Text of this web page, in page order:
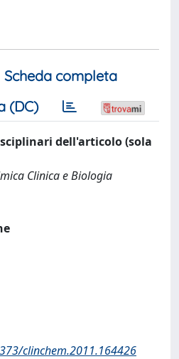
Scheda completa
(DC)
dell'articolo (sola
Clinica e Biologia
clinchem.2011.164426